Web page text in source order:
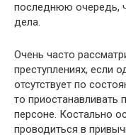
последнюю очередь,
дела.
Очень часто
преступлениях, если
отсутствует по
то приостанавливать
персоне. Костально
проводиться в